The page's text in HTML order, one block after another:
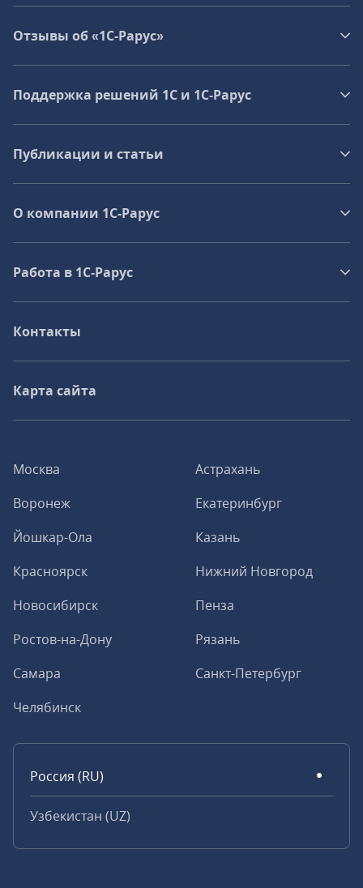
Москва
Астрахань
Воронеж
Екатеринбург
Йошкар-Ола
Казань
Красноярск
Нижний Новгород
Новосибирск
Пенза
Ростов-на-Дону
Рязань
Самара
Санкт-Петербург
Челябинск
Россия (RU)
Узбекистан (UZ)
Отзывы об «1С-Рарус»
Поддержка решений 1С и 1С‑Рарус
Публикации и статьи
О компании 1C-Рарус
Работа в 1С‑Рарус
Контакты
Карта сайта